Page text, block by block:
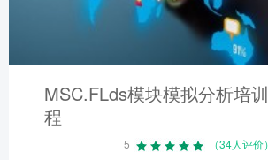
MSC.FLds模块模拟分析培
程
5 （34人评价）